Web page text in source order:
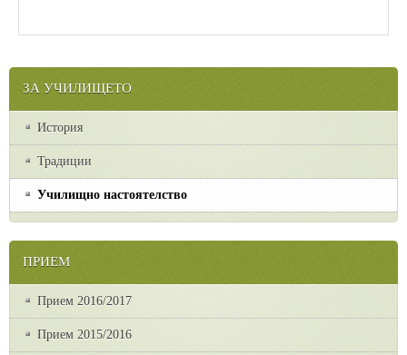
ЗА УЧИЛИЩЕТО
История
Традиции
Училищно настоятелство
ПРИЕМ
Прием 2016/2017
Прием 2015/2016